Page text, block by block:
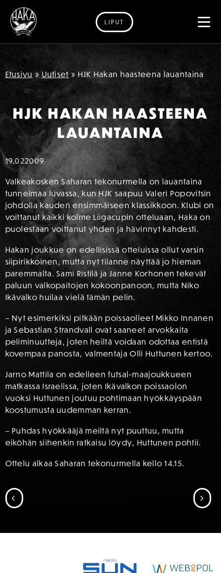
Siirry sisältöön
LIPUT
Etusivu » Uutiset » HJK Hakan haasteena lauantaina
HJK HAKAN HAASTEENA
LAUANTAINA
19.022009
Valkeakosken Saharan tekonurmella on lauantaina
tunnelmaa luvassa, kun HJK saapuu Valeri Popovitsin
johdolla kauden ensimmäiseen klassikkoon. Klubi on
voittanut kaikki kolme Liigacupin otteluaan, Haka on
puolestaan voittanut yhden ja hävinnyt kahdesti.
Hakan joukkue on edellisissä otteluissa ollut varsin
siipirikkoinen, mutta nyt tilanne näyttää jo hieman
paremmalta. Sami Ristilä ja Janne Korhonen tekevät
paluun valkopaitojen kokoonpanoon, mutta Niko
Ikävalko huilaa vielä tämän pelin.
– Nyt esimerkiksi pitkään poissaolleet Mikko Innanen
ja Sebastian Strandvall ovat saaneet arvokkaita
peliminuutteja, joten heiltä voidaan odottaa entistä
kovempaa panosta, valmentaja Olli Huttunen kertoo.
Jarno Mattila on edelleen futsal-maajoukkueen
matkassa Israelissa, joten Ikävalkon poissaolon
vuoksi Huttunen joutuu pohtimaan hyökkäyspään
koostumusta uudemman kerran.
– Puhdas hyökkääjä meiltä nyt puuttuu, mutta
eiköhän siihenkin ratkaisu löydy, Huttunen pohtii.
Ottelu alkaa Saharan tekonurmella kello 14.15.
SIIRRY EDELLISEEN